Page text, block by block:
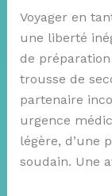
Voyager en
une liberté
de
trousse de
partenaire
urgence
légère, d’une
soudain. Une